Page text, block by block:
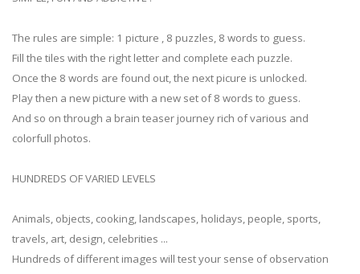
The rules are simple: 1 picture , 8 puzzles, 8 words to guess.
Fill the tiles with the right letter and complete each puzzle.
Once the 8 words are found out, the next picure is unlocked.
Play then a new picture with a new set of 8 words to guess.
And so on through a brain teaser journey rich of various and
colorfull photos.
HUNDREDS OF VARIED LEVELS
Animals, objects, cooking, landscapes, holidays, people, sports,
travels, art, design, celebrities ...
Hundreds of different images will test your sense of observation